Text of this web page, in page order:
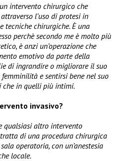
intervento chirurgico che
l’uso di protesi in
tecniche chirurgiche. È una
perchè secondo me è molto più
è anzi un’operazione che
emotivo da parte della
di ingrandire o migliorare il suo
e sentirsi bene nel suo
che in quelli più intimi.
invasivo?
qualsiasi altro intervento
di una procedura chirurgica
operatoria, con un’anestesia
locale.